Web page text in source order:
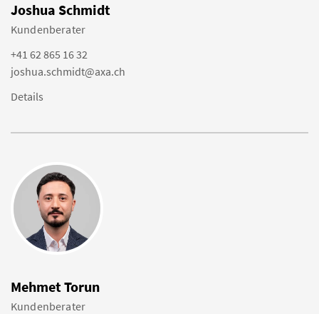
Joshua Schmidt
Kundenberater
+41 62 865 16 32
joshua.schmidt@axa.ch
Details
Mehmet Torun
Kundenberater